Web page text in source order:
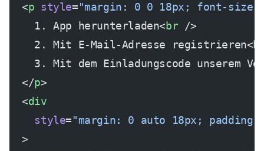
  <
p style="margin: 0 0 18px; font-size:
    1. App herunterladen<
br />
    2. Mit E-Mail-Adresse registrieren<
3. Mit dem Einladungscode unserem
  </
p>
  <
div
    style
="margin: 0 auto 18px;
  >